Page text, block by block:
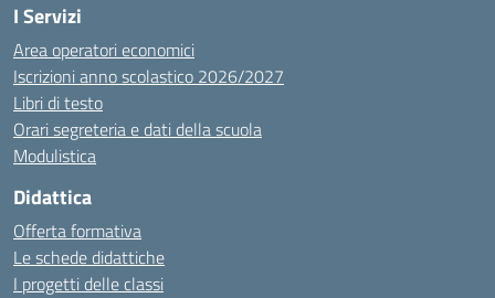
I Servizi
Area operatori economici
Iscrizioni anno scolastico 2026/2027
Libri di testo
Orari segreteria e dati della scuola
Modulistica
Didattica
Offerta formativa
Le schede didattiche
I progetti delle classi